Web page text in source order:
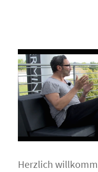
Herzlich